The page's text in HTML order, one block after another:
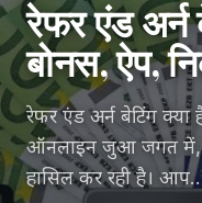
रेफर एंड अर्न
बोनस, ऐप,
रेफर एंड अर्न बेटिंग क्या
ऑनलाइन जुआ जगत में,
हासिल कर रही है।